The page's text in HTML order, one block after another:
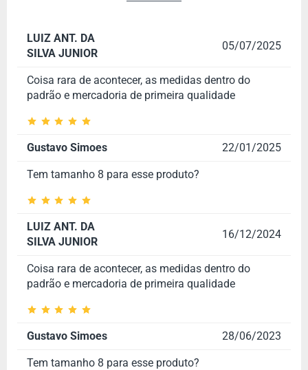
LUIZ ANT. DA
SILVA JUNIOR
05/07/2025
Coisa rara de acontecer, as medidas dentro do
padrão e mercadoria de primeira qualidade
Gustavo Simoes 22/01/2025
Tem tamanho 8 para esse produto?
LUIZ ANT. DA
SILVA JUNIOR
16/12/2024
Coisa rara de acontecer, as medidas dentro do
padrão e mercadoria de primeira qualidade
Gustavo Simoes 28/06/2023
Tem tamanho 8 para esse produto?